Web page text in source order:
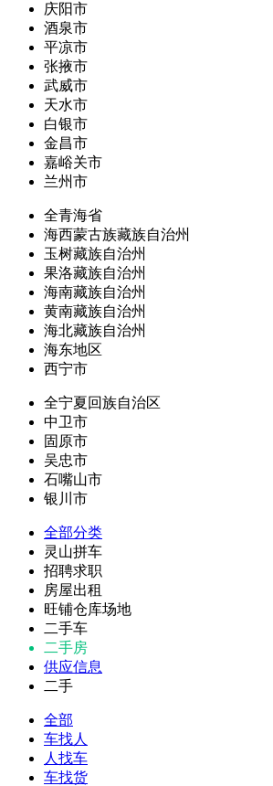
庆阳市
酒泉市
平凉市
张掖市
武威市
天水市
白银市
金昌市
嘉峪关市
兰州市
全青海省
海西蒙古族藏族自治州
玉树藏族自治州
果洛藏族自治州
海南藏族自治州
黄南藏族自治州
海北藏族自治州
海东地区
西宁市
全宁夏回族自治区
中卫市
固原市
吴忠市
石嘴山市
银川市
全部分类
灵山拼车
招聘求职
房屋出租
旺铺仓库场地
二手车
二手房
供应信息
二手
全部
车找人
人找车
车找货